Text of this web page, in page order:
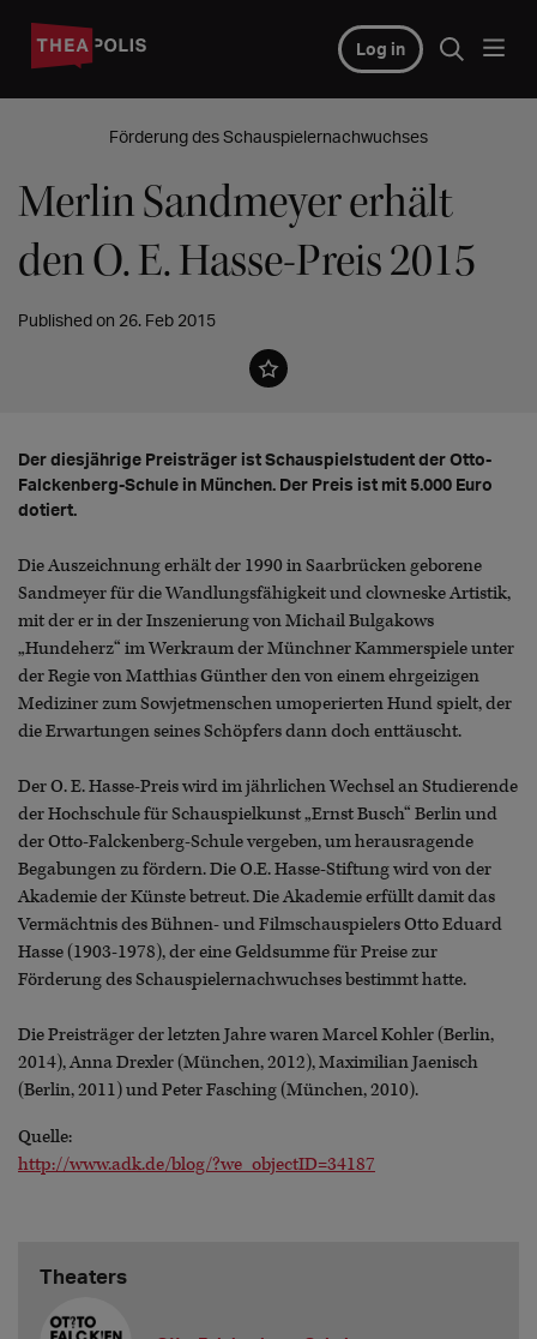
Log in
Förderung des Schauspielernachwuchses
Merlin Sandmeyer erhält
den O. E. Hasse-Preis 2015
Published on 26. Feb 2015
Der diesjährige Preisträger ist Schauspielstudent der Otto-
Falckenberg-Schule in München. Der Preis ist mit 5.000 Euro
dotiert.
Die Auszeichnung erhält der 1990 in Saarbrücken geborene
Sandmeyer für die Wandlungsfähigkeit und clowneske Artistik,
mit der er in der Inszenierung von Michail Bulgakows
„Hundeherz“ im Werkraum der Münchner Kammerspiele unter
der Regie von Matthias Günther den von einem ehrgeizigen
Mediziner zum Sowjetmenschen umoperierten Hund spielt, der
die Erwartungen seines Schöpfers dann doch enttäuscht.
Der O. E. Hasse-Preis wird im jährlichen Wechsel an Studierende
der Hochschule für Schauspielkunst „Ernst Busch“ Berlin und
der Otto-Falckenberg-Schule vergeben, um herausragende
Begabungen zu fördern. Die O.E. Hasse-Stiftung wird von der
Akademie der Künste betreut. Die Akademie erfüllt damit das
Vermächtnis des Bühnen- und Filmschauspielers Otto Eduard
Hasse (1903-1978), der eine Geldsumme für Preise zur
Förderung des Schauspielernachwuchses bestimmt hatte.
Die Preisträger der letzten Jahre waren Marcel Kohler (Berlin,
2014), Anna Drexler (München, 2012), Maximilian Jaenisch
(Berlin, 2011) und Peter Fasching (München, 2010).
Quelle:
http://www.adk.de/blog/?we_objectID=34187
Theaters